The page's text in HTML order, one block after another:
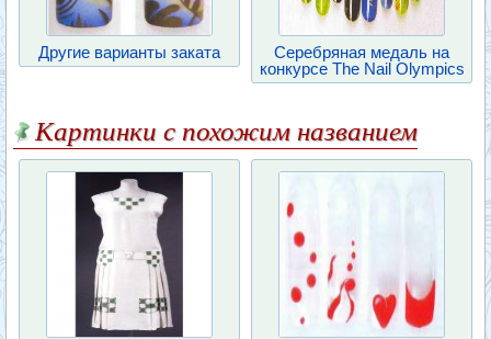
Другие варианты заката
Серебряная медаль на
конкурсе The Nail Olympics
Картинки с похожим названием